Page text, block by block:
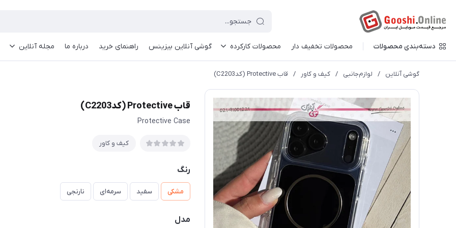
دسته‌بندی محصولات محصولات تخفیف دار محصولات کارکرده گوشی آنلاین بیزینس راهنمای خرید درباره ما مجله آنلاین
گوشی آنلاین / لوازم‌جانبی / کیف و کاور / قاب Protective (کدC2203)
قاب Protective (کدC2203)
Protective Case
کیف و کاور
رنگ
مشکی سفید سرمه‌ای نارنجی
مدل